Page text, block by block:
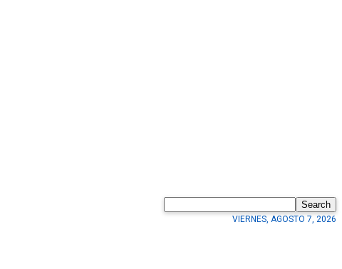
Search
VIERNES, AGOSTO 7, 2026